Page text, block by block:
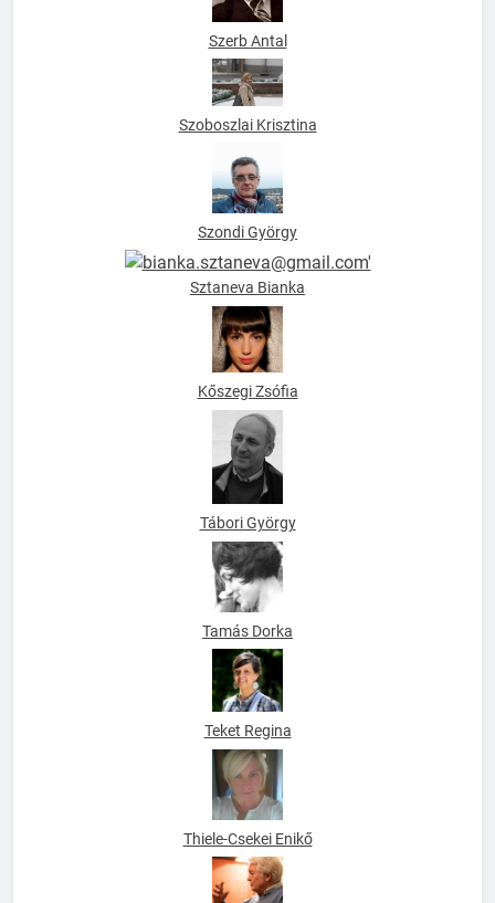
Szoboszlai Krisztina
Szondi György
Sztaneva Bianka
Kőszegi Zsófia
Tábori György
Tamás Dorka
Teket Regina
Thiele-Csekei Enikő
Thomas Achelis